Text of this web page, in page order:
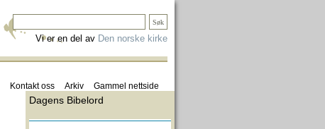
Vi er en del av Den norske kirke
Kontakt oss Arkiv Gammel nettside
Dagens Bibelord